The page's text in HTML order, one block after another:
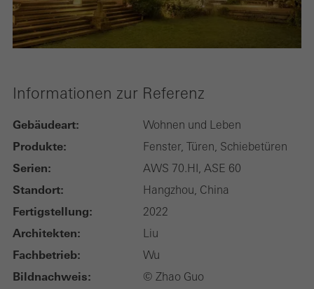
Informationen zur Referenz
Gebäudeart: Wohnen und Leben
Produkte: Fenster, Türen, Schiebetüren
Serien: AWS 70.HI, ASE 60
Standort: Hangzhou, China
Fertigstellung: 2022
Architekten: Liu
Fachbetrieb: Wu
Bildnachweis: © Zhao Guo